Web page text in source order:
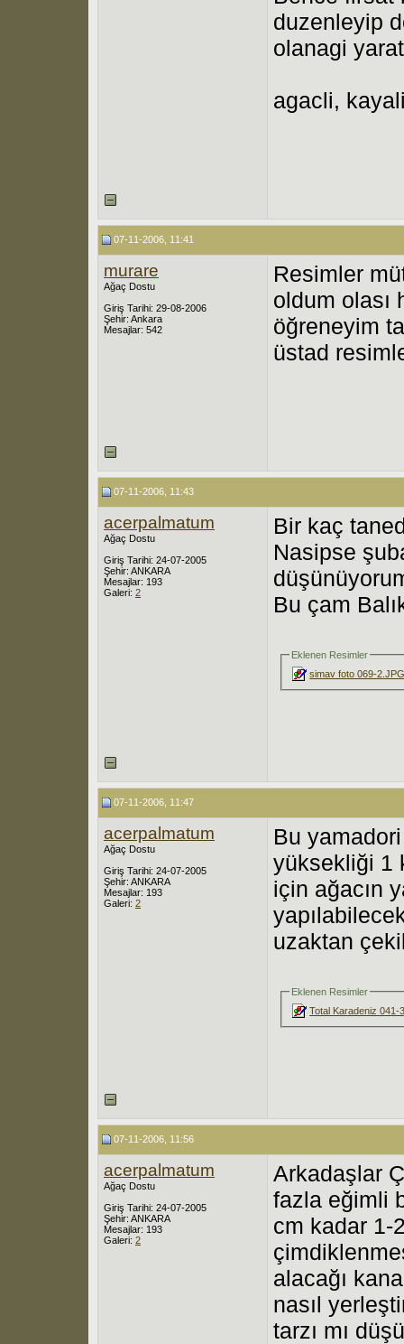
duzenleyip
olanagi
agacli,
07-11-2006, 11:41
murare
Ağaç Dostu
Giriş Tarihi: 29-08-2006
Şehir: Ankara
Mesajlar: 542
Resimler
oldum olası
öğreneyim
üstad
07-11-2006, 11:43
acerpalmatum
Ağaç Dostu
Giriş Tarihi: 24-07-2005
Şehir: ANKARA
Mesajlar: 193
Galeri: 2
Bir kaç
Nasipse
Bu çam
Eklenen Resimler
simav foto 069-
07-11-2006, 11:47
acerpalmatum
Ağaç Dostu
Giriş Tarihi: 24-07-2005
Şehir: ANKARA
Mesajlar: 193
Galeri: 2
Bu
yüksekliği 1
için ağacın
uzaktan
Eklenen Resimler
Total Karadeniz 041-
07-11-2006, 11:56
acerpalmatum
Ağaç Dostu
Giriş Tarihi: 24-07-2005
Şehir: ANKARA
Mesajlar: 193
Galeri: 2
Arkadaşlar
fazla eğimli
cm kadar 1-
alacağı
nasıl
tarzı mı